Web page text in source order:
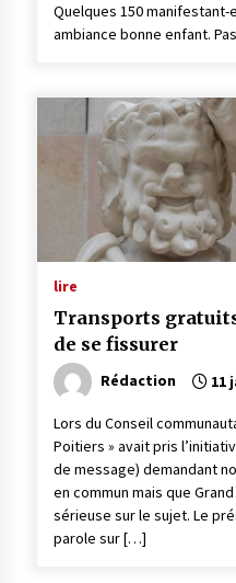
Quelques 150
ambiance bonne enfant.
lire
Transports
de se fissurer
Rédaction 11
Lors du Conseil
Poitiers » avait pris
de message) demandant
en commun mais que
sérieuse sur le sujet. Le
parole sur […]